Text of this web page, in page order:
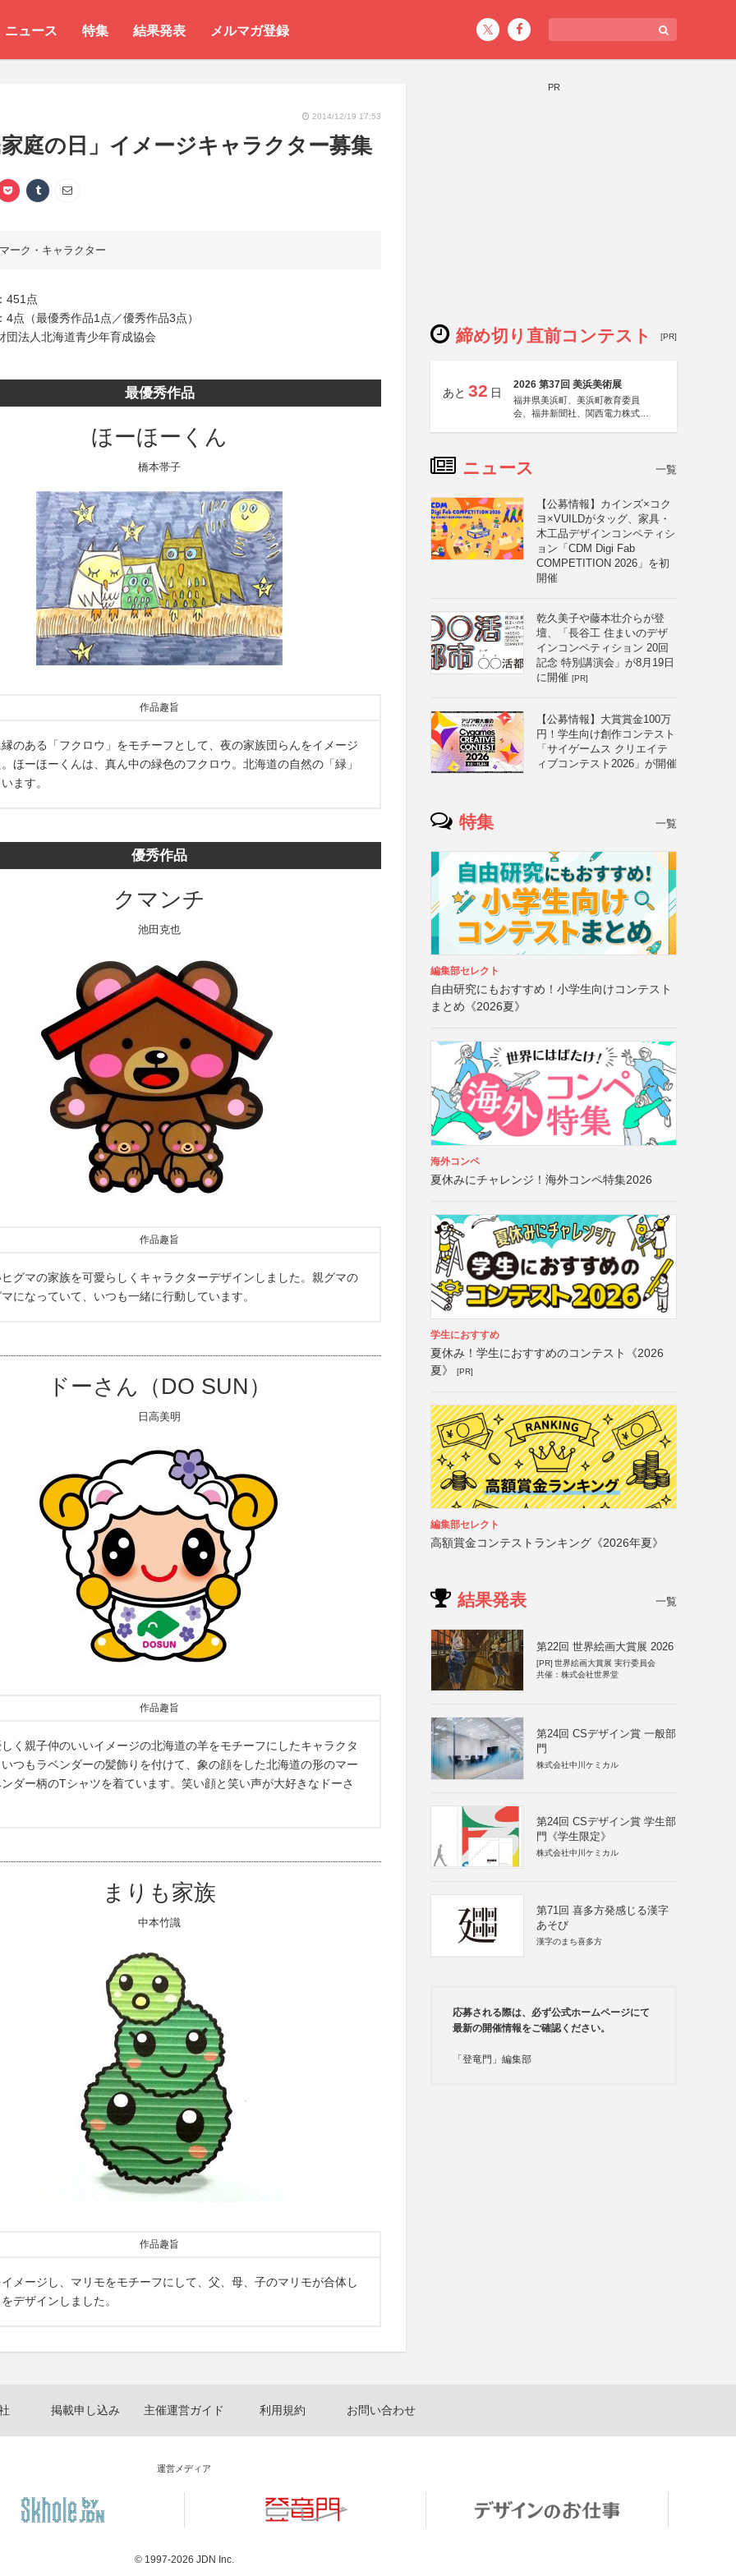
ニュース 特集 結果発表 メルマガ登録
2014/12/19 17:53
家庭の日」イメージキャラクター募集
ーク・キャラクター
451点
4点（最優秀作品1点／優秀作品3点）
団法人北海道青少年育成協会
最優秀作品
ほーほーくん
橋本帯子
作品趣旨
のある「フクロウ」をモチーフとして、夜の家族団らんをイメージ
。ほーほーくんは、真ん中の緑色のフクロウ。北海道の自然の「緑」
ます。
優秀作品
クマンチ
池田克也
作品趣旨
グマの家族を可愛らしくキャラクターデザインしました。親グマの
になっていて、いつも一緒に行動しています。
ドーさん（DO SUN）
日高美明
作品趣旨
く親子仲のいいイメージの北海道の羊をモチーフにしたキャラクタ
つもラベンダーの髪飾りを付けて、象の顔をした北海道の形のマー
ダー柄のTシャツを着ています。笑い顔と笑い声が大好きなドーさ
まりも家族
中本竹識
作品趣旨
メージし、マリモをモチーフにして、父、母、子のマリモが合体し
デザインしました。
PR
締め切り直前コンテスト [PR]
あと 32 日
2026 第37回 美浜美術展
福井県美浜町、美浜町教育委員
会、福井新聞社、関西電力株式会
ニュース 一覧
【公募情報】カインズ×コク
ヨ×VUILDがタッグ、家具・
木工品デザインコンペティシ
ョン「CDM Digi Fab
COMPETITION 2026」を初
開催
乾久美子や藤本壮介らが登
壇、「長谷工 住まいのデザ
インコンペティション 20回
記念 特別講演会」が8月19日
に開催 [PR]
【公募情報】大賞賞金100万
円！学生向け創作コンテスト
「サイゲームス クリエイテ
ィブコンテスト2026」が開催
特集 一覧
編集部セレクト
自由研究にもおすすめ！小学生向けコンテスト
まとめ《2026夏》
海外コンペ
夏休みにチャレンジ！海外コンペ特集2026
学生におすすめ
夏休み！学生におすすめのコンテスト《2026
夏》
[PR]
編集部セレクト
高額賞金コンテストランキング《2026年夏》
結果発表 一覧
第22回 世界絵画大賞展 2026
[PR] 世界絵画大賞展 実行委員会
共催：株式会社世界堂
第24回 CSデザイン賞 一般部
門
株式会社中川ケミカル
第24回 CSデザイン賞 学生部
門《学生限定》
株式会社中川ケミカル
第71回 喜多方発感じる漢字
あそび
漢字のまち喜多方
応募される際は、必ず公式ホームページにて
最新の開催情報をご確認ください。
「登竜門」編集部
掲載申し込み 主催運営ガイド 利用規約 お問い合わせ
運営メディア
© 1997-2026 JDN Inc.